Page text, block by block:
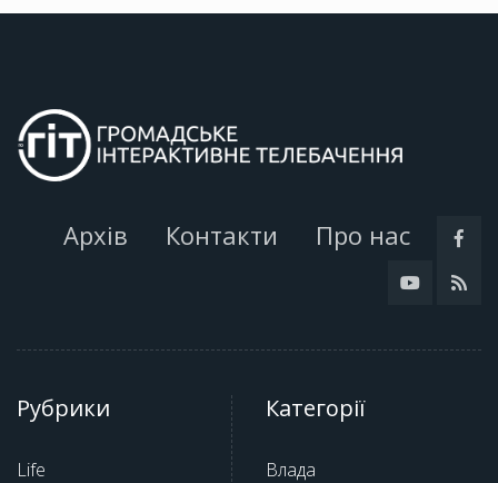
Архів Контакти Про нас
Рубрики
Life
Категорії
Влада